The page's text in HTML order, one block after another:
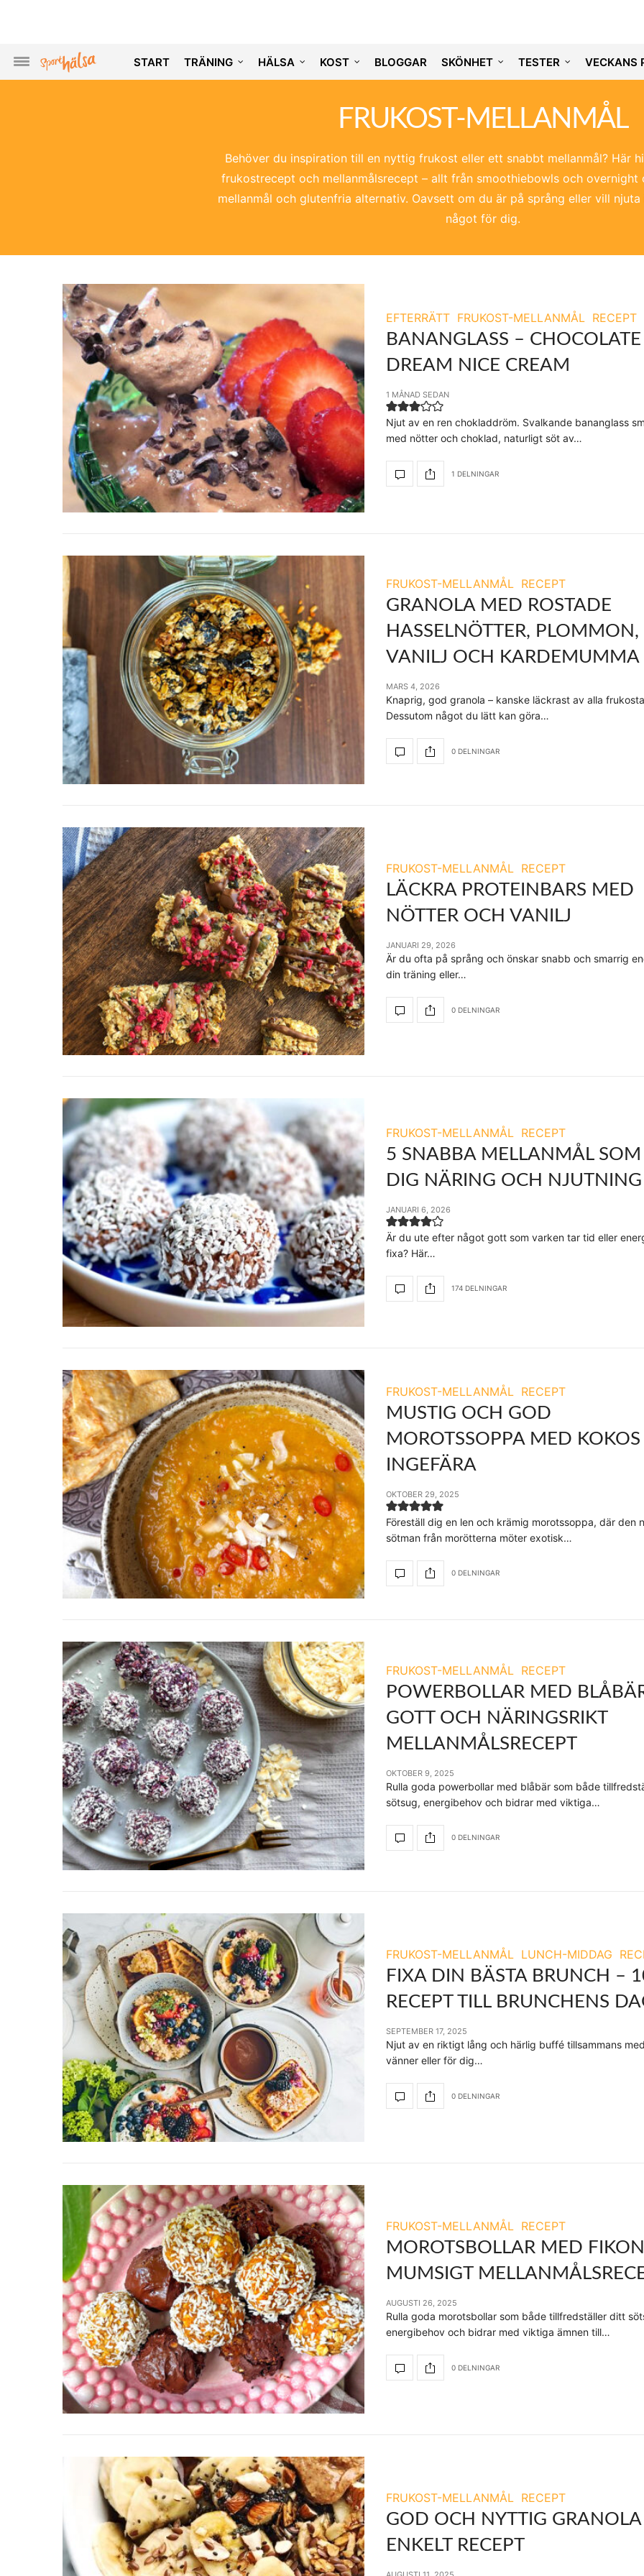
START TRÄNING HÄLSA KOST BLOGGAR SKÖNHET TESTER VECKANS
FRUKOST-MELLANMÅL
Behöver du inspiration till en nyttig frukost eller ett snabbt mellanmål? Här
frukostrecept och mellanmålsrecept – allt från smoothiebowls och
mellanmål och glutenfria alternativ. Oavsett om du är på språng eller vill
något för dig.
EFTERRÄTT FRUKOST-MELLANMÅL RECEPT
BANANGLASS – CHOCOLATE
DREAM NICE CREAM
1 MÅNAD SEDAN
Njut av en ren chokladdröm. Svalkande bananglass
med nötter och choklad, naturligt söt av…
1 DELNINGAR
FRUKOST-MELLANMÅL RECEPT
GRANOLA MED ROSTADE
HASSELNÖTTER, PLOMMON,
VANILJ OCH KARDEMUMMA
MARS 4, 2026
Knaprig, god granola – kanske läckrast av alla
Dessutom något du lätt kan göra…
0 DELNINGAR
FRUKOST-MELLANMÅL RECEPT
LÄCKRA PROTEINBARS MED
NÖTTER OCH VANILJ
JANUARI 29, 2026
Är du ofta på språng och önskar snabb och smarrig
din träning eller…
0 DELNINGAR
FRUKOST-MELLANMÅL RECEPT
5 SNABBA MELLANMÅL SOM
DIG NÄRING OCH NJUTNING
JANUARI 6, 2026
Är du ute efter något gott som varken tar tid eller
fixa? Här…
174 DELNINGAR
FRUKOST-MELLANMÅL RECEPT
MUSTIG OCH GOD
MOROTSSOPPA MED KOKOS
INGEFÄRA
OKTOBER 29, 2025
Föreställ dig en len och krämig morotssoppa, där den
sötman från morötterna möter exotisk…
0 DELNINGAR
FRUKOST-MELLANMÅL RECEPT
POWERBOLLAR MED
GOTT OCH NÄRINGSRIKT
MELLANMÅLSRECEPT
OKTOBER 9, 2025
Rulla goda powerbollar med blåbär som både
sötsug, energibehov och bidrar med viktiga…
0 DELNINGAR
FRUKOST-MELLANMÅL LUNCH-MIDDAG
FIXA DIN BÄSTA BRUNCH –
RECEPT TILL BRUNCHENS
SEPTEMBER 17, 2025
Njut av en riktigt lång och härlig buffé tillsammans
vänner eller för dig…
0 DELNINGAR
FRUKOST-MELLANMÅL RECEPT
MOROTSBOLLAR MED
MUMSIGT
AUGUSTI 26, 2025
Rulla goda morotsbollar som både tillfredställer ditt
energibehov och bidrar med viktiga ämnen till…
0 DELNINGAR
FRUKOST-MELLANMÅL RECEPT
GOD OCH NYTTIG GRANOLA
ENKELT RECEPT